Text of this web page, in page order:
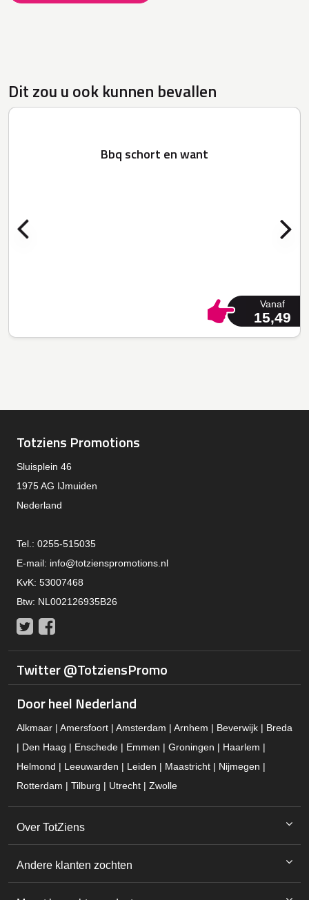
Dit zou u ook kunnen bevallen
Bbq schort en want
Vanaf
15,49
Totziens Promotions
Sluisplein 46
1975 AG IJmuiden
Nederland
Tel.: 0255-515035
E-mail: info@totzienspromotions.nl
KvK: 53007468
Btw: NL002126935B26
Twitter
Twitter @TotziensPromo
Door heel Nederland
Alkmaar | Amersfoort | Amsterdam | Arnhem | Beverwijk | Breda
| Den Haag | Enschede | Emmen | Groningen | Haarlem |
Helmond | Leeuwarden | Leiden | Maastricht | Nijmegen |
Rotterdam | Tilburg | Utrecht | Zwolle
Over TotZiens
Andere klanten zochten